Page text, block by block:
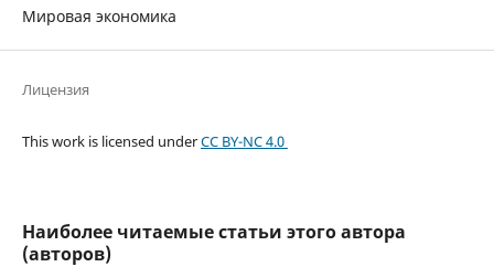
Мировая экономика
Лицензия
This work is licensed underCC BY-NC 4.0
Наиболее читаемые статьи этого автора
(авторов)